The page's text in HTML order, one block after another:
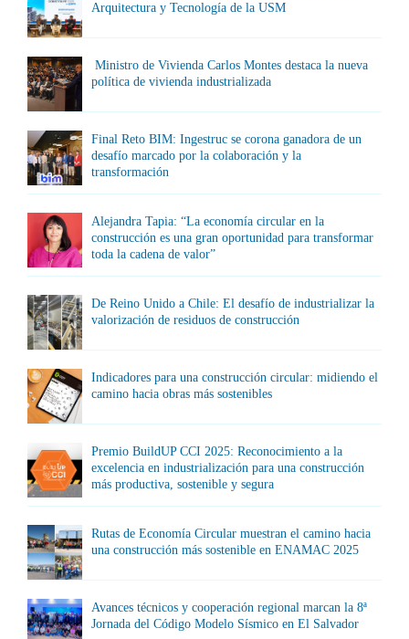
Arquitectura y Tecnología de la USM
Ministro de Vivienda Carlos Montes destaca la nueva
política de vivienda industrializada
Final Reto BIM: Ingestruc se corona ganadora de un
desafío marcado por la colaboración y la
transformación
Alejandra Tapia: “La economía circular en la
construcción es una gran oportunidad para transformar
toda la cadena de valor”
De Reino Unido a Chile: El desafío de industrializar la
valorización de residuos de construcción
Indicadores para una construcción circular: midiendo el
camino hacia obras más sostenibles
Premio BuildUP CCI 2025: Reconocimiento a la
excelencia en industrialización para una construcción
más productiva, sostenible y segura
Rutas de Economía Circular muestran el camino hacia
una construcción más sostenible en ENAMAC 2025
Avances técnicos y cooperación regional marcan la 8ª
Jornada del Código Modelo Sísmico en El Salvador